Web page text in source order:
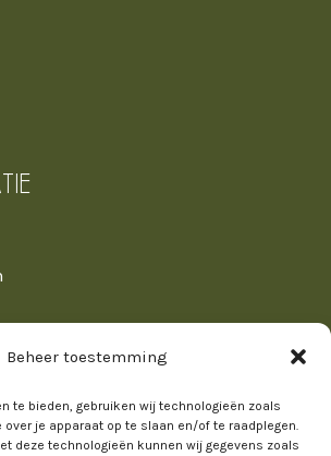
Beheer toestemming
te bieden, gebruiken wij technologieën zoals
je apparaat op te slaan en/of te raadplegen.
deze technologieën kunnen wij gegevens zoals